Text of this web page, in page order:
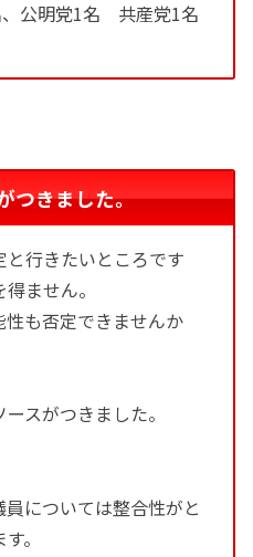
、公明党1名 共産党1名
つきました。
と行きたいところです
ません。
も否定できませんか
スがつきました。
については整合性がと
。